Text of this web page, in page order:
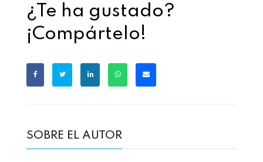
¿Te ha gustado?
¡Compártelo!
SOBRE EL AUTOR